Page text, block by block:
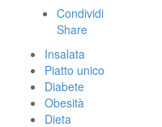
Condividi
Share
Insalata
Piatto unico
Diabete
Obesità
Dieta